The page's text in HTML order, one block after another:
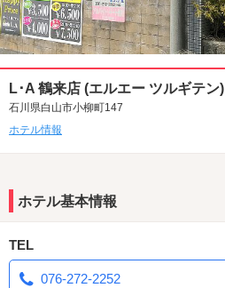
L･A 鶴来店 (エルエー ツルギテン)
石川県白山市小柳町147
ホテル情報
ホテル基本情報
TEL
076-272-2252